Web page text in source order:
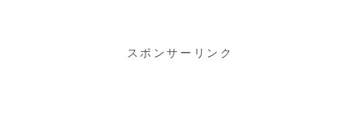
スポンサーリンク